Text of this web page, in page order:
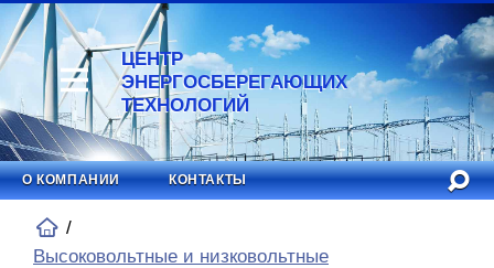
ЦЕНТР
ЭНЕРГОСБЕРЕГАЮЩИХ
ТЕХНОЛОГИЙ
О КОМПАНИИ КОНТАКТЫ
Высоковольтные и низковольтные